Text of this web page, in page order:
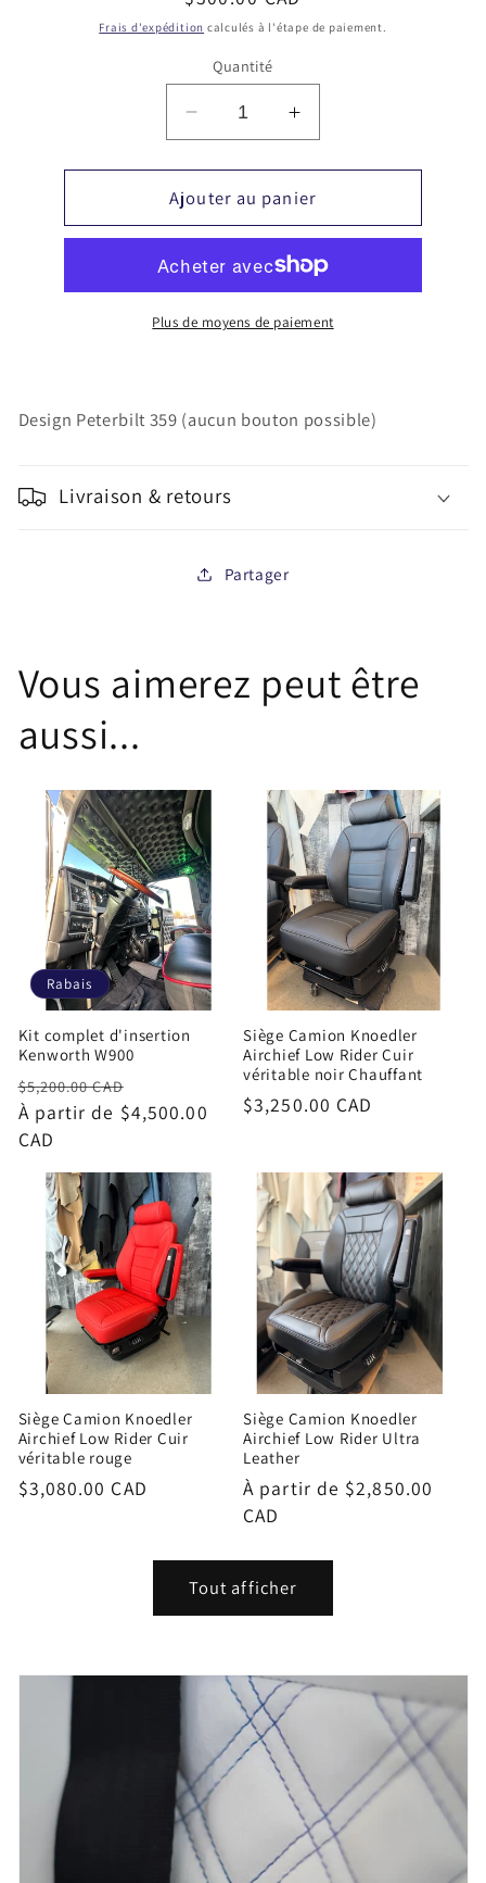
habituel
Frais d'expédition calculés à l'étape de paiement.
Quantité
Réduire
la
quantité
de
Design
359
(aucun
bouton
Augmenter
la
quantité
de
Design
359
(aucun
bouton
Ajouter au panier
Plus de moyens de paiement
Design Peterbilt 359 (aucun bouton possible)
Livraison & retours
Partager
Vous aimerez peut être
aussi...
Rabais
Kit complet d'insertion
Kenworth W900
Prix
habituel
$5,200.00 CAD
promotionnel
À partir de $4,500.00
CAD
Siège Camion Knoedler
Airchief Low Rider Cuir
véritable noir Chauffant
Prix
$3,250.00 CAD
Siège Camion Knoedler
Airchief Low Rider Cuir
véritable rouge
Prix
$3,080.00 CAD
Siège Camion Knoedler
Airchief Low Rider Ultra
Leather
Prix
habituel
À partir de $2,850.00
CAD
Tout afficher